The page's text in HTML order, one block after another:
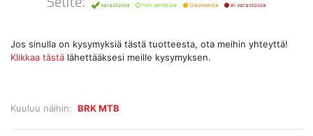
Kuuluu näihin: BRK MTB
varastossa heti verkosta tilauksesta ei varastossa
Jos sinulla on kysymyksiä tästä tuotteesta, ota meihin yhteyttä!
Klikkaa tästä lähettääksesi meille kysymyksen.